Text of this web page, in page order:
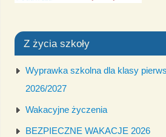
Z życia szkoły
Wyprawka szkolna dla klasy
2026/2027
Wakacyjne życzenia
BEZPIECZNE WAKACJE 2026